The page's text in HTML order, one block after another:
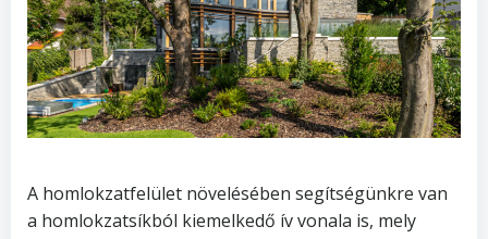
A homlokzatfelület növelésében segítségünkre van
a homlokzatsíkból kiemelkedő ív vonala is, mely